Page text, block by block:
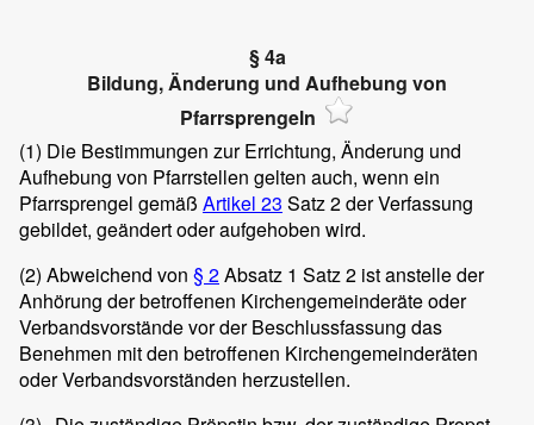
§ 4a
Bildung, Änderung und Aufhebung von
Pfarrsprengeln
(1) Die Bestimmungen zur Errichtung, Änderung und
Aufhebung von Pfarrstellen gelten auch, wenn ein
Pfarrsprengel gemäß Artikel 23 Satz 2 der Verfassung
gebildet, geändert oder aufgehoben wird.
(2) Abweichend von § 2Absatz 1 Satz 2 ist anstelle der
Anhörung der betroffenen Kirchengemeinderäte oder
Verbandsvorstände vor der Beschlussfassung das
Benehmen mit den betroffenen Kirchengemeinderäten
oder Verbandsvorständen herzustellen.